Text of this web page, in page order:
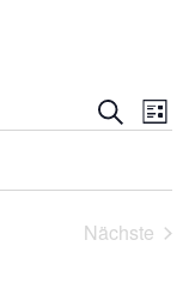
Suche
SucheListe
Nächste